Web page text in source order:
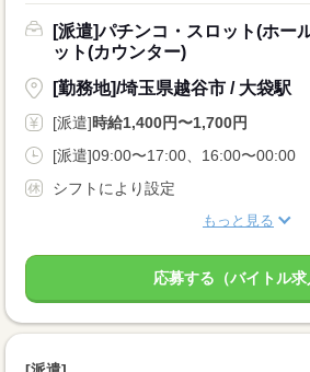
[派遣]パチンコ・スロット(ホー
ット(カウンター)
[勤務地]/埼玉県越谷市 / 大袋駅
[派遣]時給1,400円〜1,700円
[派遣]09:00〜17:00、16:00〜00:00
シフトにより設定
もっと見る
応募する（バイトル求